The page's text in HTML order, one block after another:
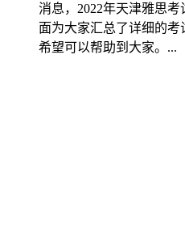
消息，2022年天津雅思
面为大家汇总了详细的考
希望可以帮助到大家。...